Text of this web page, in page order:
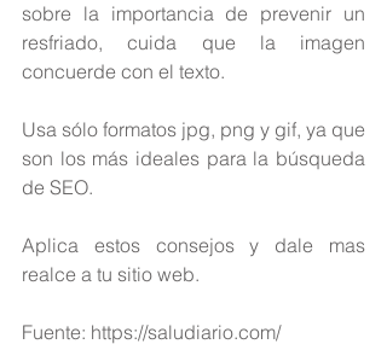
sobre la importancia de prevenir un
resfriado, cuida que la imagen
concuerde con el texto.
Usa sólo formatos jpg, png y gif, ya que
son los más ideales para la búsqueda
de SEO.
Aplica estos consejos y dale mas
realce a tu sitio web.
Fuente: https://saludiario.com/